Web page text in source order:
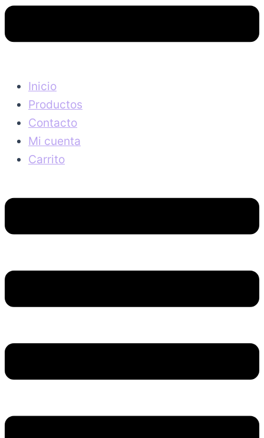
Inicio
Productos
Contacto
Mi cuenta
Carrito